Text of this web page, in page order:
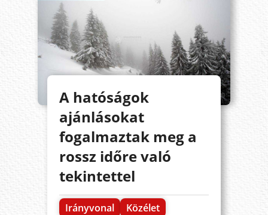
A hatóságok
ajánlásokat
fogalmaztak meg a
rossz időre való
tekintettel
Irányvonal
Közélet